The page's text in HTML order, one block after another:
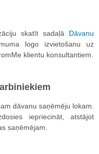
skatīt sadaļā Dāvanu
logo izvietošanu uz
klientu konsultantiem.
dāvanu saņēmēju lokam.
iepriecināt, atstājot
saņēmējam.